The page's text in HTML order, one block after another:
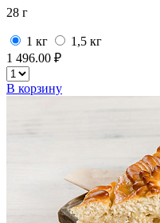
28 г
1 кг
1,5 кг
1 496.00 ₽
В корзину